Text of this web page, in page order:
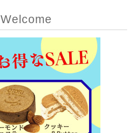
Welcome